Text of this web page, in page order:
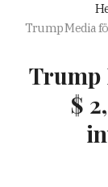
Trump Media
Trump
$